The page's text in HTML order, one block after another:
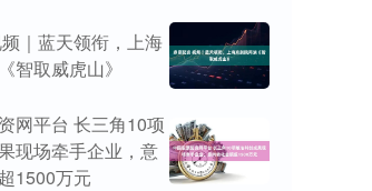
｜蓝天领衔，上海
智取威虎山》
网平台 长三角10项
现场牵手企业，意
1500万元